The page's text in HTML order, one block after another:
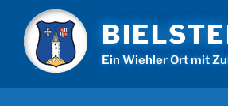
Inhalt
springen
Ein Wiehler Ort mit